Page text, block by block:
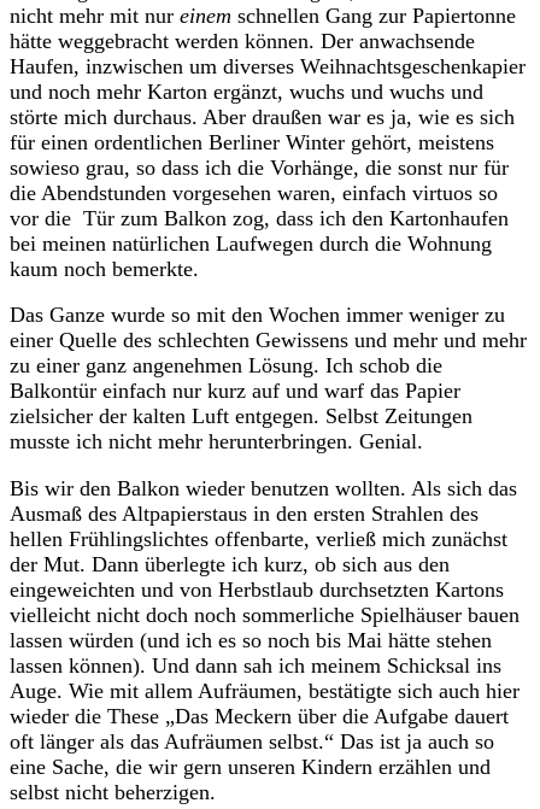
nicht mehr mit nur einem schnellen Gang zur Papiertonne
hätte weggebracht werden können. Der anwachsende
Haufen, inzwischen um diverses Weihnachtsgeschenkapier
und noch mehr Karton ergänzt, wuchs und wuchs und
störte mich durchaus. Aber draußen war es ja, wie es sich
für einen ordentlichen Berliner Winter gehört, meistens
sowieso grau, so dass ich die Vorhänge, die sonst nur für
die Abendstunden vorgesehen waren, einfach virtuos so
vor die Tür zum Balkon zog, dass ich den Kartonhaufen
bei meinen natürlichen Laufwegen durch die Wohnung
kaum noch bemerkte.
Das Ganze wurde so mit den Wochen immer weniger zu
einer Quelle des schlechten Gewissens und mehr und mehr
zu einer ganz angenehmen Lösung. Ich schob die
Balkontür einfach nur kurz auf und warf das Papier
zielsicher der kalten Luft entgegen. Selbst Zeitungen
musste ich nicht mehr herunterbringen. Genial.
Bis wir den Balkon wieder benutzen wollten. Als sich das
Ausmaß des Altpapierstaus in den ersten Strahlen des
hellen Frühlingslichtes offenbarte, verließ mich zunächst
der Mut. Dann überlegte ich kurz, ob sich aus den
eingeweichten und von Herbstlaub durchsetzten Kartons
vielleicht nicht doch noch sommerliche Spielhäuser bauen
lassen würden (und ich es so noch bis Mai hätte stehen
lassen können). Und dann sah ich meinem Schicksal ins
Auge. Wie mit allem Aufräumen, bestätigte sich auch hier
wieder die These „Das Meckern über die Aufgabe dauert
oft länger als das Aufräumen selbst.“ Das ist ja auch so
eine Sache, die wir gern unseren Kindern erzählen und
selbst nicht beherzigen.